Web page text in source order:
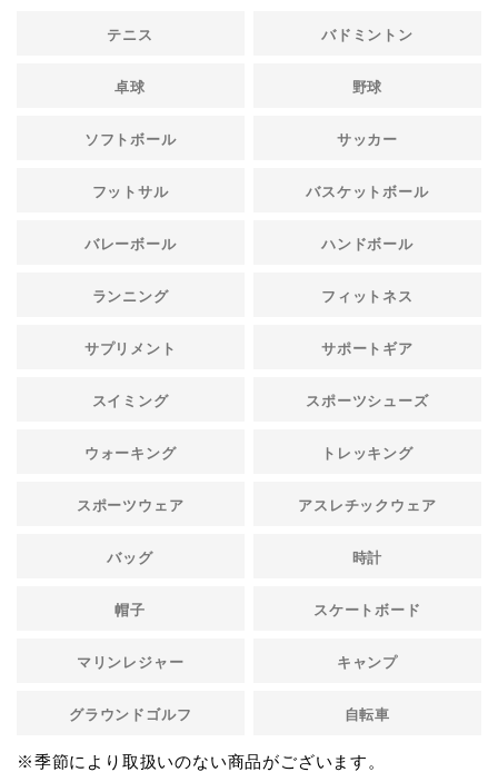
テニス バドミントン
卓球 野球
ソフトボール サッカー
フットサル バスケットボール
バレーボール ハンドボール
ランニング フィットネス
サプリメント サポートギア
スイミング スポーツシューズ
ウォーキング トレッキング
スポーツウェア アスレチックウェア
バッグ 時計
帽子 スケートボード
マリンレジャー キャンプ
グラウンドゴルフ 自転車
※季節により取扱いのない商品がございます。